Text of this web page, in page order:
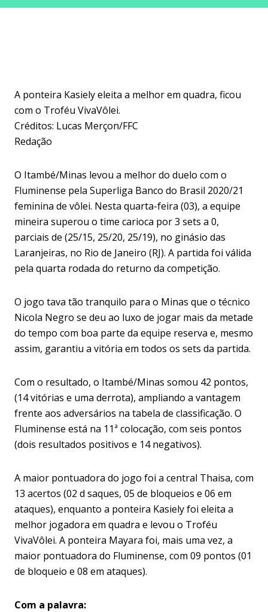
A ponteira Kasiely eleita a melhor em quadra, ficou
com o Troféu VivaVôlei.
Créditos: Lucas Merçon/FFC
Redação
O Itambé/Minas levou a melhor do duelo com o
Fluminense pela Superliga Banco do Brasil 2020/21
feminina de vôlei. Nesta quarta-feira (03), a equipe
mineira superou o time carioca por 3 sets a 0,
parciais de (25/15, 25/20, 25/19), no ginásio das
Laranjeiras, no Rio de Janeiro (RJ). A partida foi válida
pela quarta rodada do returno da competição.
O jogo tava tão tranquilo para o Minas que o técnico
Nicola Negro se deu ao luxo de jogar mais da metade
do tempo com boa parte da equipe reserva e, mesmo
assim, garantiu a vitória em todos os sets da partida.
Com o resultado, o Itambé/Minas somou 42 pontos,
(14 vitórias e uma derrota), ampliando a vantagem
frente aos adversários na tabela de classificação. O
Fluminense está na 11ª colocação, com seis pontos
(dois resultados positivos e 14 negativos).
A maior pontuadora do jogo foi a central Thaisa, com
13 acertos (02 d saques, 05 de bloqueios e 06 em
ataques), enquanto a ponteira Kasiely foi eleita a
melhor jogadora em quadra e levou o Troféu
VivaVôlei. A ponteira Mayara foi, mais uma vez, a
maior pontuadora do Fluminense, com 09 pontos (01
de bloqueio e 08 em ataques).
Com a palavra: